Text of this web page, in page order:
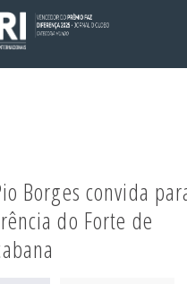
Borges convida
do Forte de